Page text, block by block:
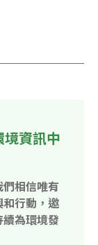
資訊中
們相信唯有
行動，邀
為環境發